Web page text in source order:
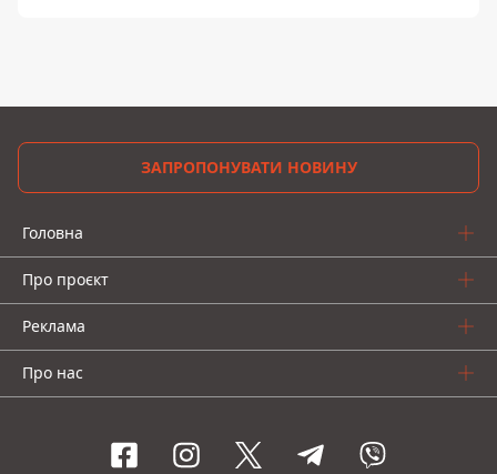
ЗАПРОПОНУВАТИ НОВИНУ
Головна
Про проєкт
Реклама
Про нас